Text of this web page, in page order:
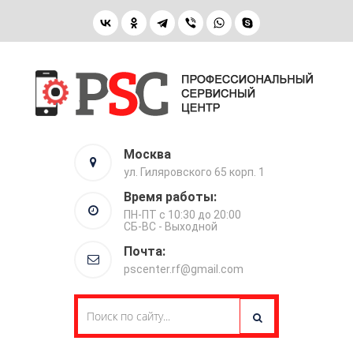
Москва
ул. Гиляровского 65 корп. 1
Время работы:
ПН-ПТ с 10:30 до 20:00
СБ-ВС - Выходной
Почта:
pscenter.rf@gmail.com